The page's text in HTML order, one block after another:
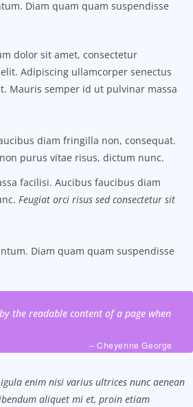
Diam quam quam suspendisse
dolor sit amet, consectetur
Adipiscing ullamcorper senectus
Mauris semper id ut pulvinar massa
diam fringilla non, consequat.
purus vitae risus, dictum nunc.
facilisi. Aucibus faucibus diam
Feugiat orci risus sed consectetur sit
Diam quam quam suspendisse
the readable content of a page when
– Cheyenne George
enim nisi varius ultrices nunc aenean
aliquet mi et, proin etiam